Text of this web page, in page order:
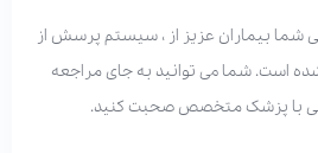
عزیز از ، سیستم پرسش از
شما می توانید به جای مراجعه
پزشک متخصص صحبت کنید.